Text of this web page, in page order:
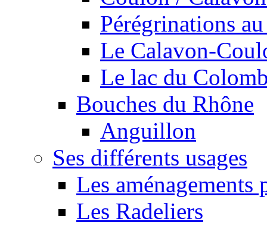
Pérégrinations
Le Calavon-
Le lac du
Bouches du Rhône
Anguillon
Ses différents usages
Les
Les Radeliers